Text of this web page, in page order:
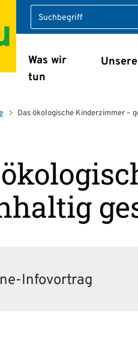
Suche
Navigation
Was wir
tun
Das ökologische Kinderzimmer –
Infovortrag